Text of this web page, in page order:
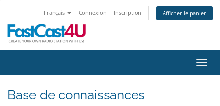
Français Connexion Inscription Afficher le panier
Base de connaissances